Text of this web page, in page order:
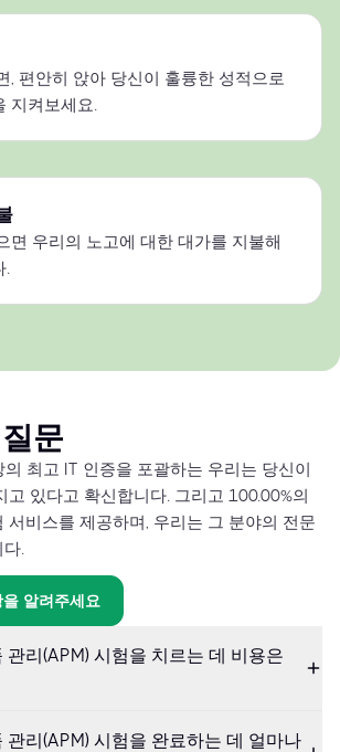
, 편안히 앉아 당신이 훌륭한 성적으로
지켜보세요.
면 우리의 노고에 대한 대가를 지불해
.
문
최고 IT 인증을 포괄하는 우리는 당신이
고 있다고 확신합니다. 그리고 100.00%의
서비스를 제공하며, 우리는 그 분야의 전문
다.
알려주세요
관리(APM) 시험을 치르는 데 비용은
관리(APM) 시험을 완료하는 데 얼마나